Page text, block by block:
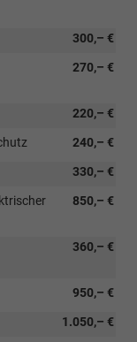
300,– €
270,– €
220,– €
240,– €
330,– €
850,– €
360,– €
950,– €
1.050,– €